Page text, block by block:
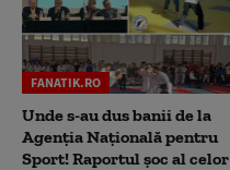
FANATIK.RO
Unde s-au dus banii de la
Agenția Națională pentru
Sport! Raportul șoc al celor